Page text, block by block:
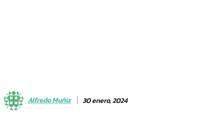
Alfredo Muñiz 30 enero, 2024